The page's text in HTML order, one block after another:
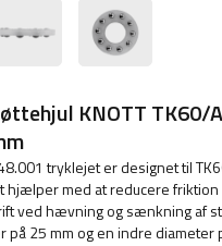
KNOTT TK60/
tryklejet er designet til
hjælper med at reducere
ved hævning og sænkning af
på 25 mm og en indre diameter